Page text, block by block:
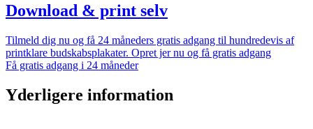
Download & print selv
Tilmeld dig nu og få 24 måneders gratis adgang til hundredevis af
printklare budskabsplakater. Opret jer nu og få gratis adgang
Få gratis adgang i 24 måneder
Yderligere information